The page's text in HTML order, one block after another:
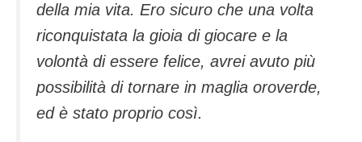
della mia vita. Ero sicuro che una volta
riconquistata la gioia di giocare e la
volontà di essere felice, avrei avuto più
possibilità di tornare in maglia oroverde,
ed è stato proprio così.